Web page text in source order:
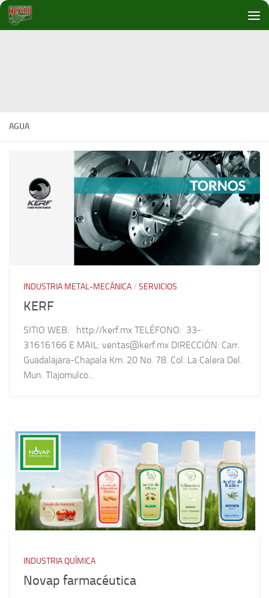
Debajo del contenido
AGUA
INDUSTRIA METAL-MECÁNICA/ SERVICIOS
KERF
SITIO WEB: http://kerf.mx TELÉFONO: 33-
31616166 E MAIL: ventas@kerf.mx DIRECCIÓN: Carr.
Guadalajara-Chapala Km. 20 No. 78. Col. La Calera Del.
Mun. Tlajomulco...
INDUSTRIA QUÍMICA
Novap farmacéutica